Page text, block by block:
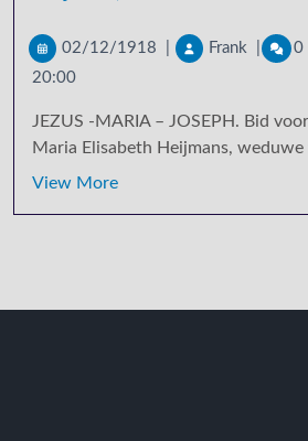
02/12/1918 Frank 0
20:00
JEZUS -MARIA – JOSEPH. Bid
Maria Elisabeth Heijmans, weduwe
View More